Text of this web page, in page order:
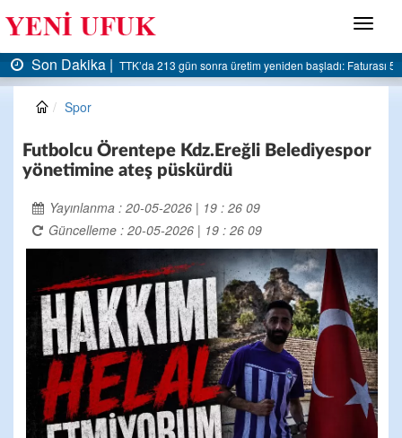
Menü
Son Dakika | AK Parti Ereğli İlçe Başkanlığı’ndan belediyeye sert
Spor
Futbolcu Örentepe Kdz.Ereğli Belediyespor
yönetimine ateş püskürdü
Yayınlanma : 20-05-2026 | 19 : 26 09
Güncelleme : 20-05-2026 | 19 : 26 09